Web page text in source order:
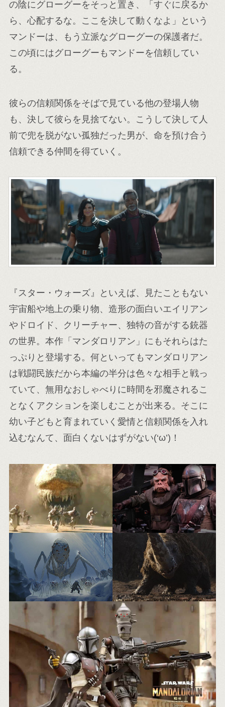
の陰にグローグーをそっと置き、「すぐに戻るか
ら、心配するな。ここを決して動くなよ」という
マンドーは、もう立派なグローグーの保護者だ。
この頃にはグローグーもマンドーを信頼してい
る。
彼らの信頼関係をそばで見ている他の登場人物
も、決して彼らを見捨てない。こうして決して人
前で兜を脱がない孤独だった男が、命を預け合う
信頼できる仲間を得ていく。
『スター・ウォーズ』といえば、見たこともない
宇宙船や地上の乗り物、造形の面白いエイリアン
やドロイド、クリーチャー、独特の音がする銃器
の世界。本作「マンダロリアン」にもそれらはた
っぷりと登場する。何といってもマンダロリアン
は戦闘民族だから本編の半分は色々な相手と戦っ
ていて、無用なおしゃべりに時間を邪魔されるこ
となくアクションを楽しむことが出来る。そこに
幼い子どもと育まれていく愛情と信頼関係を入れ
込むなんて、面白くないはずがない(‘ω’)！